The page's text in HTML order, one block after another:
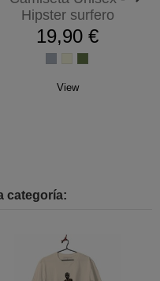
Hipster surfero
19,90 €
View
categoría: